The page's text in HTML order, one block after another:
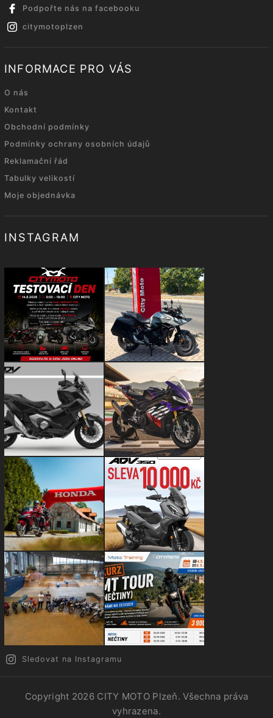
Podpořte nás na facebooku
citymotoplzen
INFORMACE PRO VÁS
O nás
Kontakt
Obchodní podmínky
Podmínky ochrany osobních údajů
Reklamační řád
Tabulky velikostí
Moje objednávka
INSTAGRAM
Sledovat na Instagramu
Copyright 2026 CITY MOTO Plzeň. Všechna práva
vyhrazena.